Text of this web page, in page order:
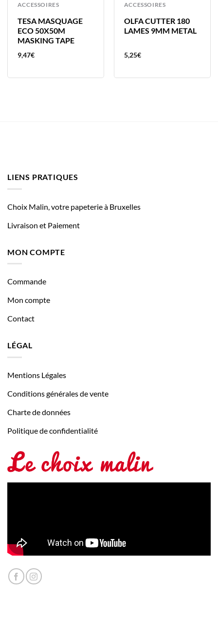
ACCESSOIRES
TESA MASQUAGE
ECO 50X50M
MASKING TAPE
9,47€
ACCESSOIRES
OLFA CUTTER 180
LAMES 9MM METAL
5,25€
LIENS PRATIQUES
Choix Malin, votre papeterie à Bruxelles
Livraison et Paiement
MON COMPTE
Commande
Mon compte
Contact
LÉGAL
Mentions Légales
Conditions générales de vente
Charte de données
Politique de confidentialité